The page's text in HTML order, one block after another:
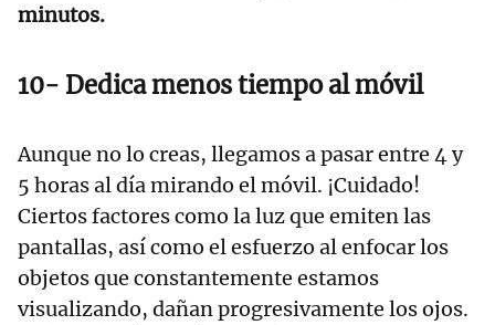
minutos.
10- Dedica menos tiempo al móvil
Aunque no lo creas, llegamos a pasar entre 4 y
5 horas al día mirando el móvil. ¡Cuidado!
Ciertos factores como la luz que emiten las
pantallas, así como el esfuerzo al enfocar los
objetos que constantemente estamos
visualizando, dañan progresivamente los ojos.